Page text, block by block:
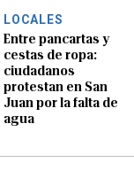
LOCALES
Entre pancartas y
cestas de ropa:
ciudadanos
protestan en San
Juan por la falta de
agua